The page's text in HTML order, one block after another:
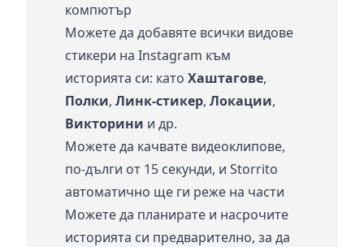
компютър
Можете да добавяте всички видове
стикери на Instagram към
историята си: като Хаштагове,
Полки, Линк-стикер, Локации,
Викторини и др.
Можете да качвате видеоклипове,
по-дълги от 15 секунди, и Storrito
автоматично ще ги реже на части
Можете да планирате и насрочите
историята си предварително, за да